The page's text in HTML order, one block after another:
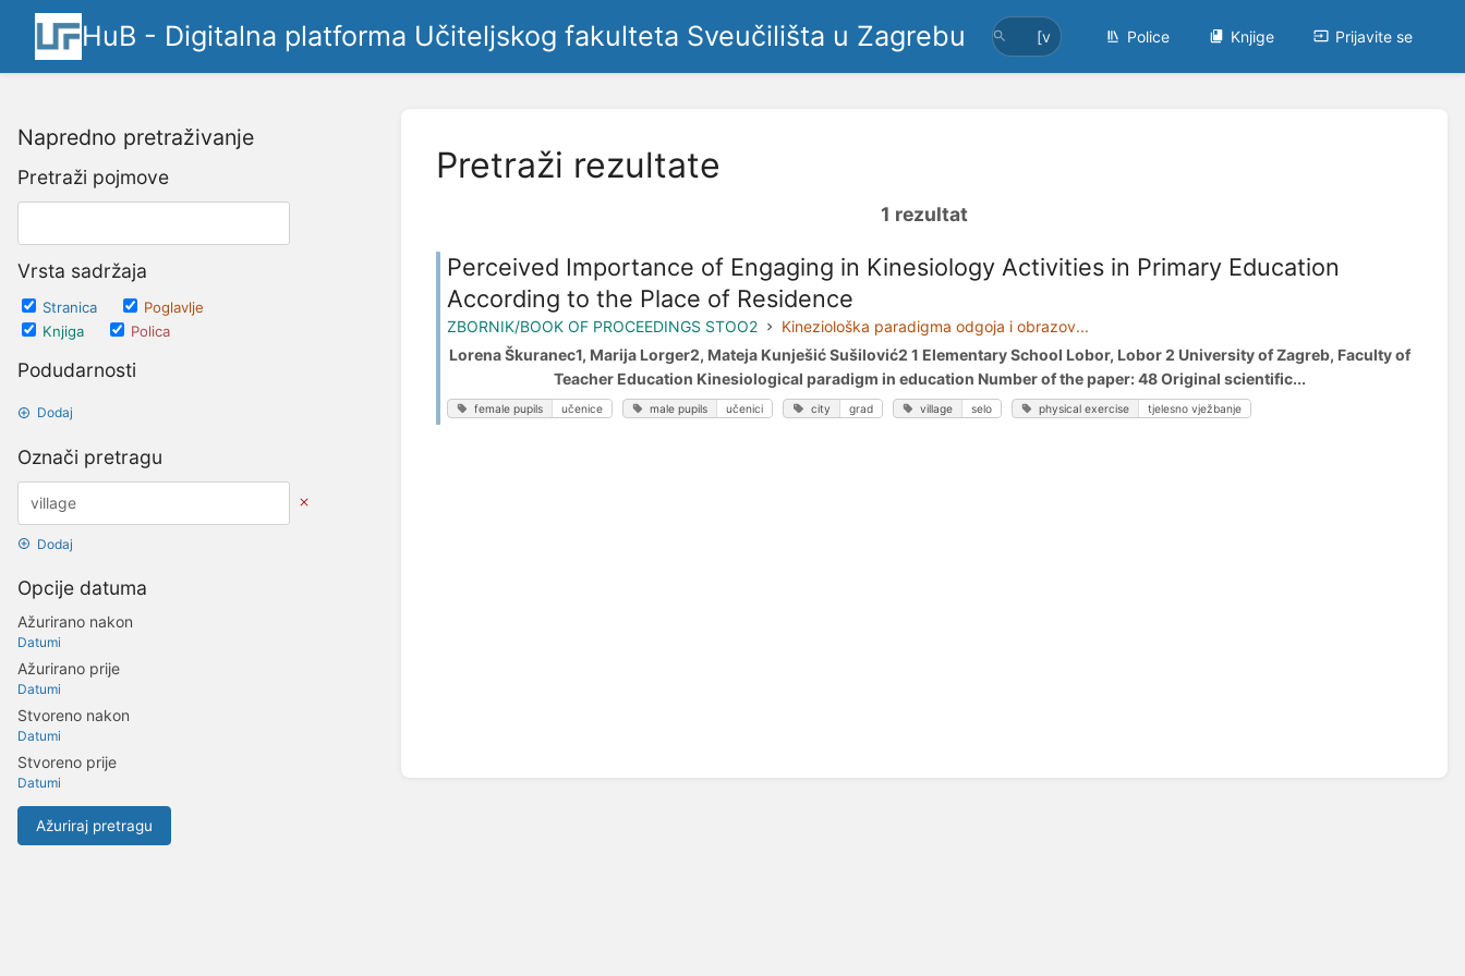
HuB - Digitalna platforma Učiteljskog fakulteta Sveučilišta u Zagrebu Police Knjige Prijavite se
Napredno pretraživanje
Pretraži pojmove
Vrsta sadržaja
Stranica
Poglavlje
Knjiga
Polica
Podudarnosti
Dodaj
Označi pretragu
Dodaj
Opcije datuma
Ažurirano nakon
Datumi
Ažurirano prije
Datumi
Stvoreno nakon
Datumi
Stvoreno prije
Datumi
Ažuriraj pretragu
Pretraži rezultate
1 rezultat
Perceived Importance of Engaging in Kinesiology Activities in Primary Education
According to the Place of Residence
ZBORNIK/BOOK OF PROCEEDINGS STOO2
Kineziološka paradigma odgoja i obrazov...
Lorena Škuranec1, Marija Lorger2, Mateja Kunješić Sušilović2 1 Elementary School Lobor, Lobor 2 University of Zagreb, Faculty of
Teacher Education Kinesiological paradigm in education Number of the paper: 48 Original scientific...
female pupils učenice male pupils učenici city grad village selo physical exercise tjelesno vježbanje